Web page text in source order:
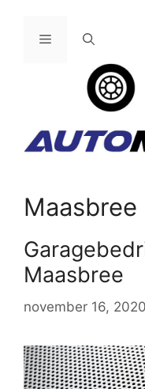
Menu
Maasbree
Maasbree
november 16, 2020